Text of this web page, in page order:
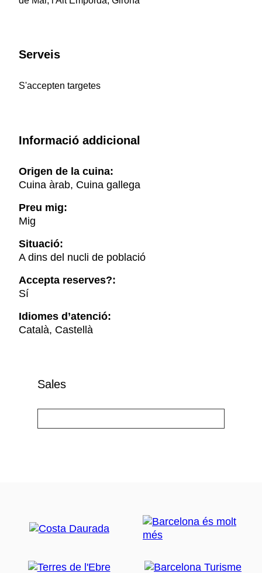
Serveis
S'accepten targetes
Informació addicional
Origen de la cuina:
Cuina àrab, Cuina gallega
Preu mig:
Mig
Situació:
A dins del nucli de població
Accepta reserves?:
Sí
Idiomes d’atenció:
Català, Castellà
Sales